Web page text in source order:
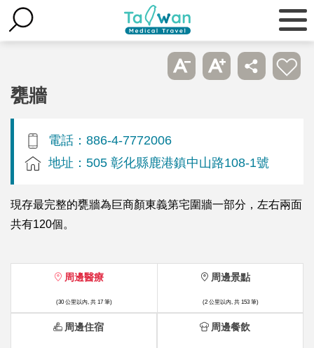
甕牆
電話：886-4-7772006
地址：505 彰化縣鹿港鎮中山路108-1號
現存最完整的甕牆為巨商顏東義第宅圍牆一部分，左右兩面
共有120個。
周邊醫療
(30 公里以內, 共 17 筆)
周邊景點
(2 公里以內, 共 153 筆)
周邊住宿 周邊餐飲